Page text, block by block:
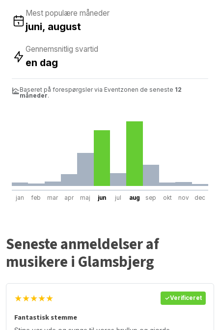
Mest populære måneder
juni, august
Gennemsnitlig svartid
en dag
Baseret på forespørgsler via Eventzonen de seneste 12
måneder.
jan feb mar apr maj jun jul aug sep okt nov dec
Seneste anmeldelser af
musikere i Glamsbjerg
★★★★★ Verificeret
Fantastisk stemme